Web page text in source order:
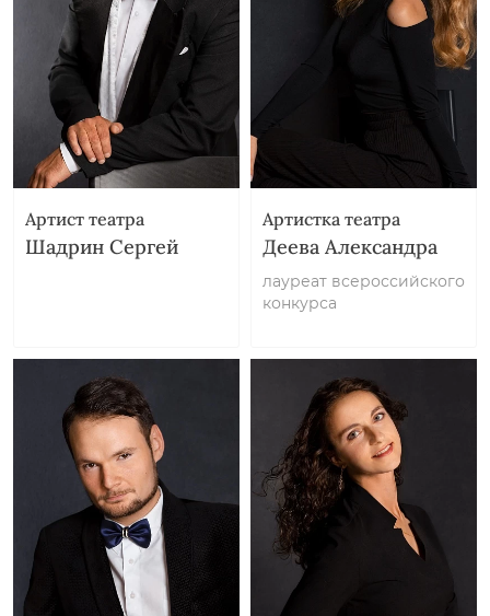
Артист театра
Шадрин Сергей
Артистка театра
Деева Александра
лауреат всероссийского
конкурса